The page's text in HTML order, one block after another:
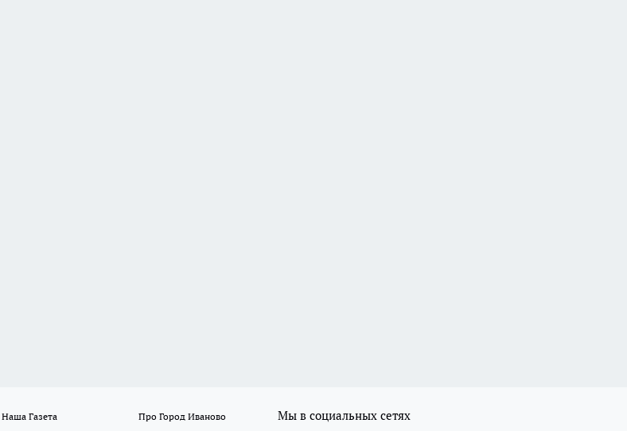
Наша Газета
Про Город Иваново
Мы в социальных сетях